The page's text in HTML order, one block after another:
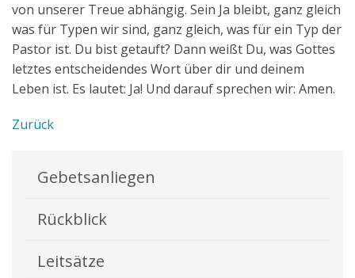
von unserer Treue abhängig. Sein Ja bleibt, ganz gleich
was für Typen wir sind, ganz gleich, was für ein Typ der
Pastor ist. Du bist getauft? Dann weißt Du, was Gottes
letztes entscheidendes Wort über dir und deinem
Leben ist. Es lautet: Ja! Und darauf sprechen wir: Amen.
Zurück
Gebetsanliegen
Rückblick
Leitsätze